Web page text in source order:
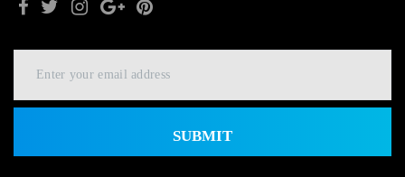
SUBMIT